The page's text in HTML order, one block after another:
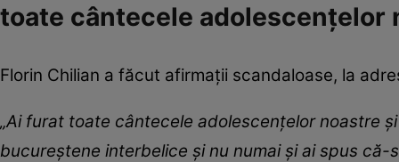
toate cântecele adolescențelor
Florin Chilian a făcut afirmații scandaloase, la
„Ai furat toate cântecele adolescențelor noastre
bucureștene interbelice și nu numai și ai spus că-